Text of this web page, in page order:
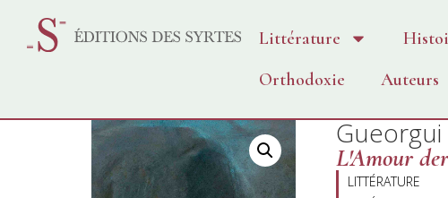
Littérature
Orthodoxie
Auteurs
Gueorgui
L'Amour
LITTÉRATURE